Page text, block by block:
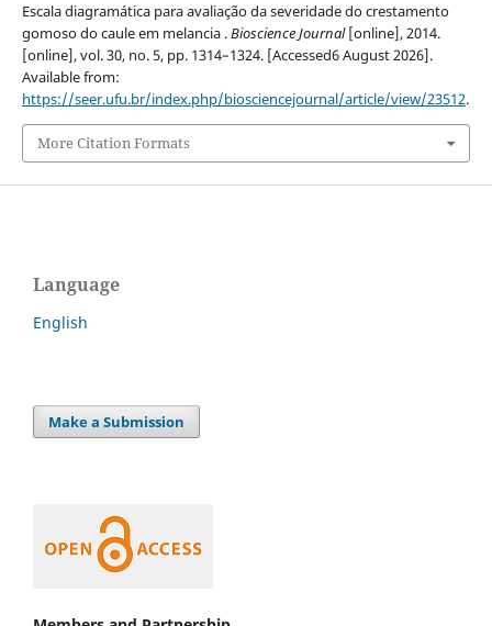
Escala diagramática para avaliação da severidade do crestamento
gomoso do caule em melancia .Bioscience Journal[online], 2014.
[online], vol. 30, no. 5, pp. 1314–1324. [Accessed6 August 2026].
Available from:
https://seer.ufu.br/index.php/biosciencejournal/article/view/23512.
More Citation Formats
Language
English
Make a Submission